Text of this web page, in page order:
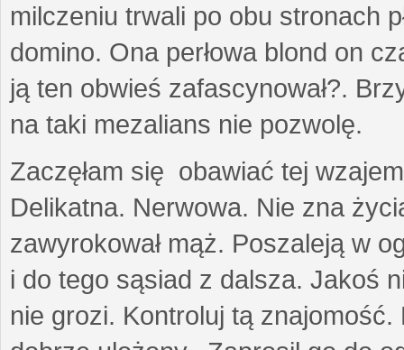
milczeniu trwali po obu stronach
domino. Ona perłowa blond on
ją ten obwieś zafascynował?.
na taki mezalians nie pozwolę.
Zaczęłam się obawiać tej
Delikatna. Nerwowa. Nie zna
zawyrokował mąż. Poszaleją w
i do tego sąsiad z dalsza. Jakoś
nie grozi. Kontroluj tą